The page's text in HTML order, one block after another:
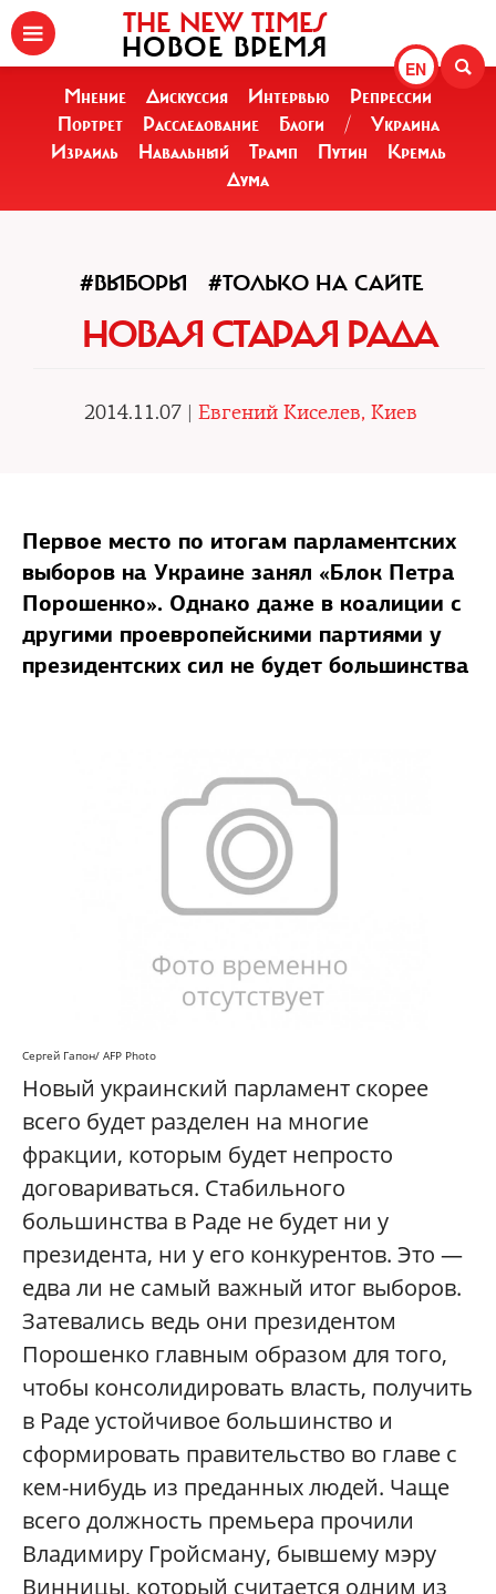
EN
THE NEW TIMES
НОВОЕ ВРЕМЯ
Мнение Дискуссия Интервью
Репрессии
Портрет
Расследование Блоги /
Украина
Израиль
Навальный Трамп Путин
Кремль
Дума
#ВЫБОРЫ #ТОЛЬКО НА САЙТЕ
НОВАЯ СТАРАЯ РАДА
2014.11.07 | Евгений Киселев, Киев
Первое место по итогам парламентских
выборов на Украине занял «Блок Петра
Порошенко». Однако даже в коалиции с
другими проевропейскими партиями у
президентских сил не будет большинства
Сергей Гапон/ AFP Photo
Новый украинский парламент скорее
всего будет разделен на многие
фракции, которым будет непросто
договариваться. Стабильного
большинства в Раде не будет ни у
президента, ни у его конкурентов. Это —
едва ли не самый важный итог выборов.
Затевались ведь они президентом
Порошенко главным образом для того,
чтобы консолидировать власть, получить
в Раде устойчивое большинство и
сформировать правительство во главе с
кем-нибудь из преданных людей. Чаще
всего должность премьера прочили
Владимиру Гройсману, бывшему мэру
Винницы, который считается одним из